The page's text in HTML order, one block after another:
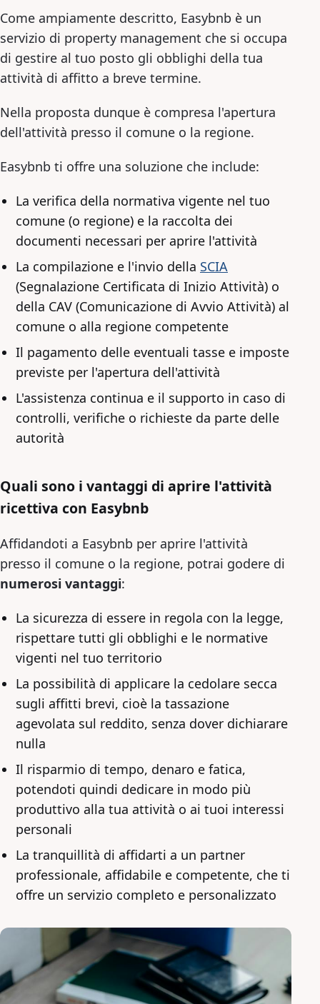
Come ampiamente descritto, Easybnb è un
servizio di property management che si occupa
di gestire al tuo posto gli obblighi della tua
attività di affitto a breve termine.
Nella proposta dunque è compresa l'apertura
dell'attività presso il comune o la regione.
Easybnb ti offre una soluzione che include:
La verifica della normativa vigente nel tuo
comune (o regione) e la raccolta dei
documenti necessari per aprire l'attività
La compilazione e l'invio della SCIA
(Segnalazione Certificata di Inizio Attività) o
della CAV (Comunicazione di Avvio Attività) al
comune o alla regione competente
Il pagamento delle eventuali tasse e imposte
previste per l'apertura dell'attività
L'assistenza continua e il supporto in caso di
controlli, verifiche o richieste da parte delle
autorità
Quali sono i vantaggi di aprire l'attività
ricettiva con Easybnb
Affidandoti a Easybnb per aprire l'attività
presso il comune o la regione, potrai godere di
numerosi vantaggi:
La sicurezza di essere in regola con la legge,
rispettare tutti gli obblighi e le normative
vigenti nel tuo territorio
La possibilità di applicare la cedolare secca
sugli affitti brevi, cioè la tassazione
agevolata sul reddito, senza dover dichiarare
nulla
Il risparmio di tempo, denaro e fatica,
potendoti quindi dedicare in modo più
produttivo alla tua attività o ai tuoi interessi
personali
La tranquillità di affidarti a un partner
professionale, affidabile e competente, che ti
offre un servizio completo e personalizzato